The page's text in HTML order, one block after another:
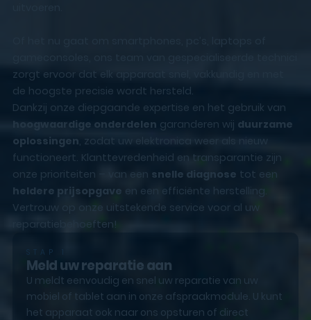
zorgt ervoor dat elk apparaat snel, vakkundig en met
de hoogste precisie wordt hersteld.
Dankzij onze diepgaande expertise en het gebruik van
hoogwaardige onderdelen garanderen wij duurzame
oplossingen, zodat uw elektronica weer als nieuw
functioneert. Klanttevredenheid en transparantie zijn
onze prioriteiten – van een snelle diagnose tot een
heldere prijsopgave en een efficiënte herstelling.
Vertrouw op onze uitstekende service voor al uw
reparatiebehoeften!
STAP 1
Meld uw reparatie aan
U meldt eenvoudig en snel uw reparatie van uw
mobiel of tablet aan in onze afspraakmodule. U kunt
het apparaat ook naar ons opsturen of direct